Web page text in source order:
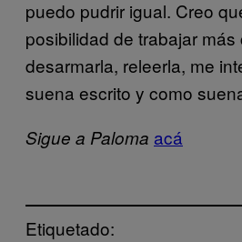
puedo pudrir igual. Creo
posibilidad de trabajar
desarmarla, releerla, me
suena escrito y como
Sigue a Paloma acá
Etiquetado: